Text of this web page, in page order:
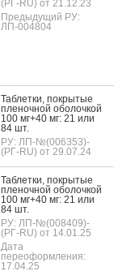
(РГ-RU) от 21.12.23
Предыдущий РУ:
ЛП-004804
Таб­летки, пок­ры­тые
пле­ноч­ной обо­лоч­кой
100 мг+40 мг: 21 или
84 шт.
РУ: ЛП-№(006353)-
(РГ-RU) от 29.07.24
Таб­летки, пок­ры­тые
пле­ноч­ной обо­лоч­кой
100 мг+40 мг: 21 или
84 шт.
РУ: ЛП-№(008409)-
(РГ-RU) от 14.01.25
Дата
переоформления:
17.04.25